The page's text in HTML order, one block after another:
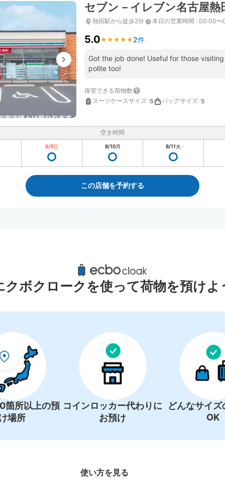
セブン－イレブン名古屋熱
熱田駅から徒歩2分 本日の営業時間 : 00:00〜
5.0★ ★ ★ ★ ★
★ ★ ★ ★ ★ 2件
Got the job done! Useful for those
polite too!
保管できる荷物数
スーツケースサイズ :5 バッグサイズ :5
空き時間
8/9日 8/10月 8/11火
この店舗を予約する
0件
コインロッカーの情報はありません
クボクロークを使って荷物を預けよ
箇所以上の預
場所
コインロッカー代わりに
お預け
どんなサイズ
OK
使い方を見る